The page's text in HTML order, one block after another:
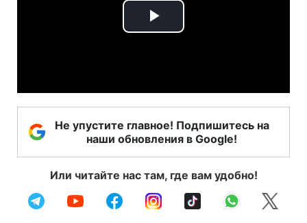
Play
Не упустите главное! Подпишитесь на
наши обновления в Google!
Или читайте нас там, где вам удобно!